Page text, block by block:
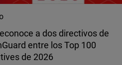
a dos directivos de
entre los Top 100
de 2026